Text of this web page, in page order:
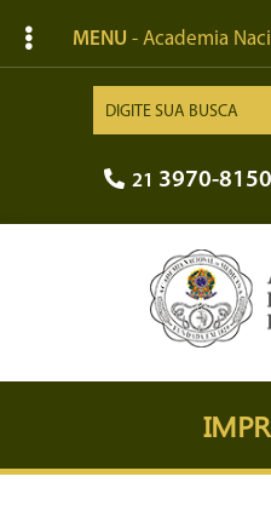
MENU - Academia
21 3970-8150